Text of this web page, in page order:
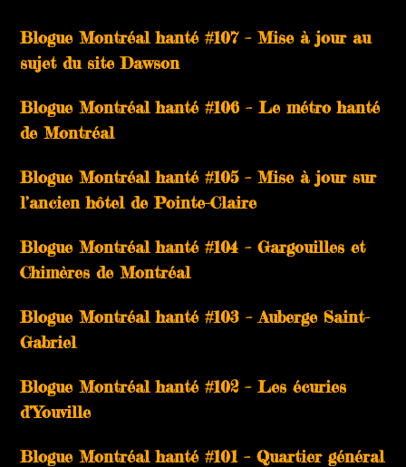
Blogue Montréal hanté #107 – Mise à jour au
sujet du site Dawson
Blogue Montréal hanté #106 – Le métro hanté
de Montréal
Blogue Montréal hanté #105 – Mise à jour sur
l’ancien hôtel de Pointe-Claire
Blogue Montréal hanté #104 – Gargouilles et
Chimères de Montréal
Blogue Montréal hanté #103 – Auberge Saint-
Gabriel
Blogue Montréal hanté #102 – Les écuries
d’Youville
Blogue Montréal hanté #101 – Quartier général